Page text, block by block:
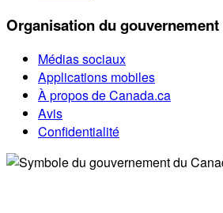
Organisation du gouvernement
Médias sociaux
Applications mobiles
À propos de Canada.ca
Avis
Confidentialité